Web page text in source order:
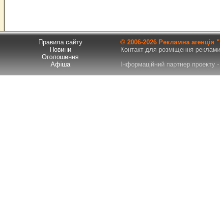
Правила сайту
Новини
Оголошення
Афіша
© 2006-2026 Рекламна
Контакт для розміщення
Інформаційний партнер проекту